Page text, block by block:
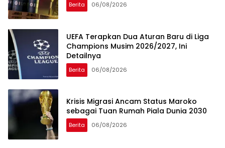
Berita 06/08/2026
UEFA Terapkan Dua Aturan Baru di Liga
Champions Musim 2026/2027, Ini
Detailnya
Berita 06/08/2026
Krisis Migrasi Ancam Status Maroko
sebagai Tuan Rumah Piala Dunia 2030
Berita 06/08/2026